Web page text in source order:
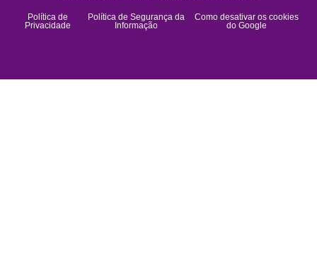
Política de
Privacidade
Política de Segurança da
Informação
Como desativar os cookies
do Google